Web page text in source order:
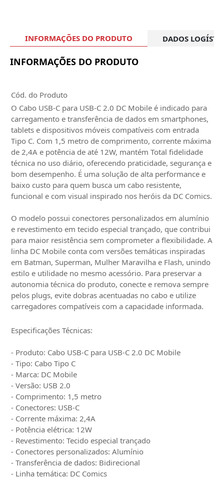
INFORMAÇÕES DO PRODUTO DADOS
INFORMAÇÕES DO PRODUTO
Cód. do Produto
O Cabo USB-C para USB-C 2.0 DC Mobile é indicado para
carregamento e transferência de dados em smartphones,
tablets e dispositivos móveis compatíveis com entrada
Tipo C. Com 1,5 metro de comprimento, corrente máxima
de 2,4A e potência de até 12W, mantém Total fidelidade
técnica no uso diário, oferecendo praticidade, segurança e
bom desempenho. É uma solução de alta performance e
baixo custo para quem busca um cabo resistente,
funcional e com visual inspirado nos heróis da DC Comics.
O modelo possui conectores personalizados em alumínio
e revestimento em tecido especial trançado, que contribui
para maior resistência sem comprometer a flexibilidade. A
linha DC Mobile conta com versões temáticas inspiradas
em Batman, Superman, Mulher Maravilha e Flash, unindo
estilo e utilidade no mesmo acessório. Para preservar a
autonomia técnica do produto, conecte e remova sempre
pelos plugs, evite dobras acentuadas no cabo e utilize
carregadores compatíveis com a capacidade informada.
Especificações Técnicas:
- Produto: Cabo USB-C para USB-C 2.0 DC Mobile
- Tipo: Cabo Tipo C
- Marca: DC Mobile
- Versão: USB 2.0
- Comprimento: 1,5 metro
- Conectores: USB-C
- Corrente máxima: 2,4A
- Potência elétrica: 12W
- Revestimento: Tecido especial trançado
- Conectores personalizados: Alumínio
- Transferência de dados: Bidirecional
- Linha temática: DC Comics